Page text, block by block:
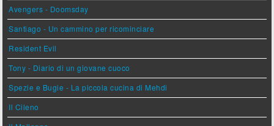
Avengers - Doomsday
Santiago - Un cammino per ricominciare
Resident Evil
Tony - Diario di un giovane cuoco
Spezie e Bugie - La piccola cucina di Mehdi
Il Cileno